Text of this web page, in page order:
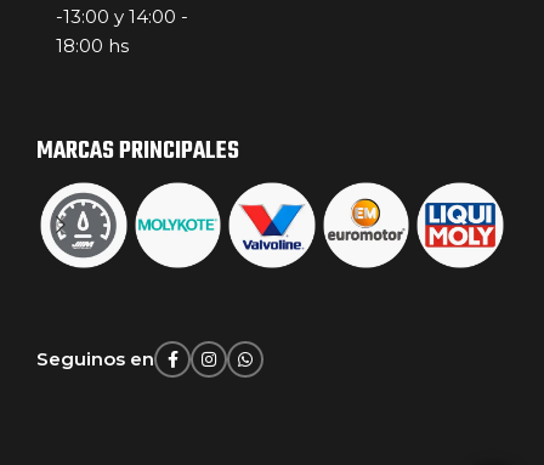
-13:00 y 14:00 -
18:00 hs
MARCAS PRINCIPALES
Seguinos en